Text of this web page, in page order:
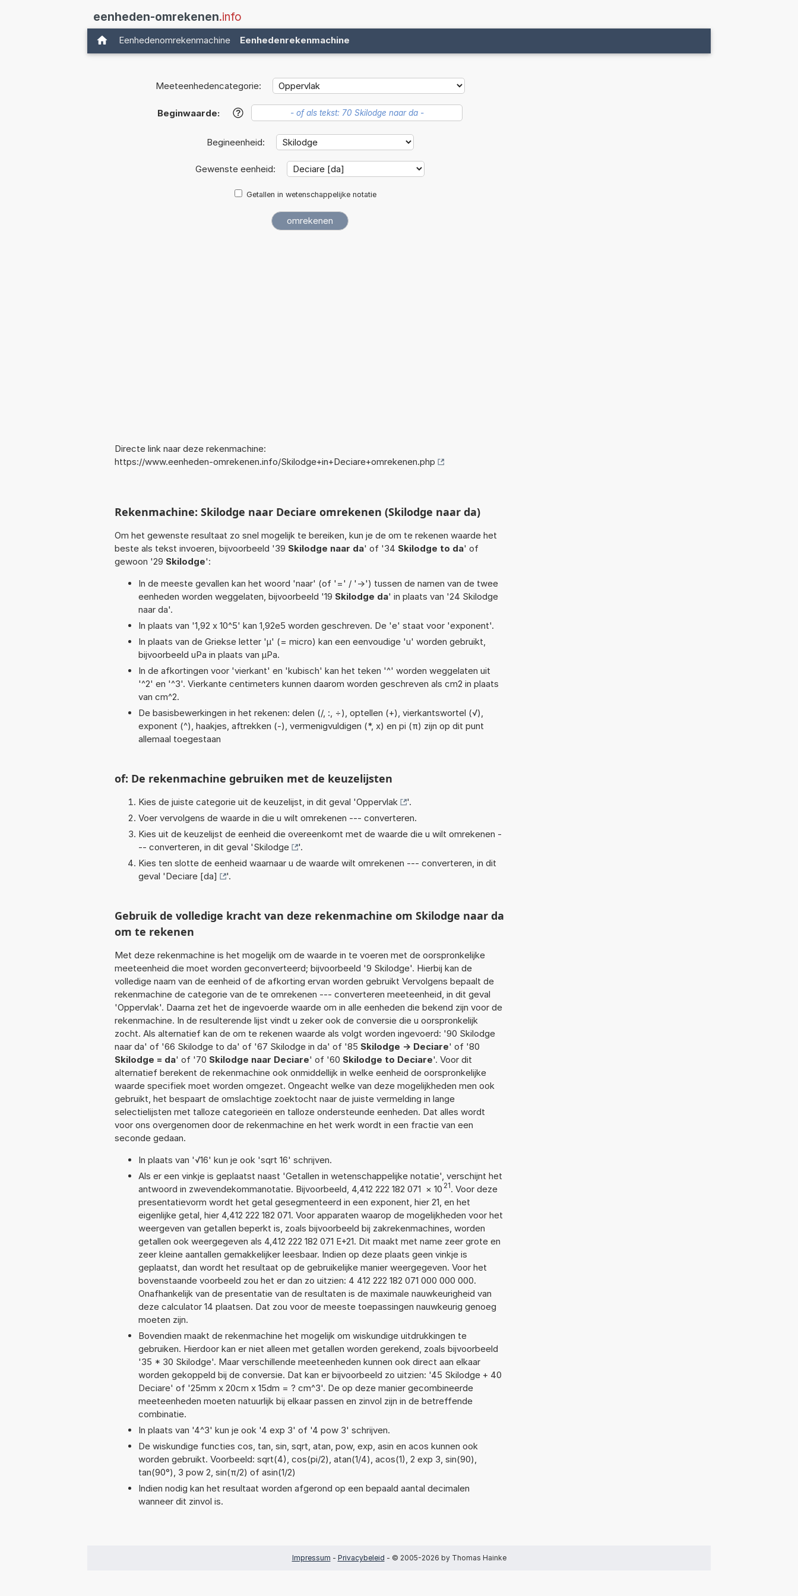
eenheden-omrekenen.info
Eenhedenomrekenmachine Eenhedenrekenmachine
Meeteenhedencategorie:
Beginwaarde: ?
Begineenheid:
Gewenste eenheid:
Getallen in wetenschappelijke notatie
Directe link naar deze rekenmachine:
https://www.eenheden-omrekenen.info/Skilodge+in+Deciare+omrekenen.php
Rekenmachine: Skilodge naar Deciare omrekenen (Skilodge naar da)
Om het gewenste resultaat zo snel mogelijk te bereiken, kun je de om te rekenen waarde het
beste als tekst invoeren, bijvoorbeeld '39 Skilodge naar da' of '34 Skilodge to da' of
gewoon '29 Skilodge':
In de meeste gevallen kan het woord 'naar' (of '=' / '->') tussen de namen van de twee
eenheden worden weggelaten, bijvoorbeeld '19 Skilodge da' in plaats van '24 Skilodge
naar da'.
In plaats van '1,92 x 10^5' kan 1,92e5 worden geschreven. De 'e' staat voor 'exponent'.
In plaats van de Griekse letter 'µ' (= micro) kan een eenvoudige 'u' worden gebruikt,
bijvoorbeeld uPa in plaats van µPa.
In de afkortingen voor 'vierkant' en 'kubisch' kan het teken '^' worden weggelaten uit
'^2' en '^3'. Vierkante centimeters kunnen daarom worden geschreven als cm2 in plaats
van cm^2.
De basisbewerkingen in het rekenen: delen (/, :, ÷), optellen (+), vierkantswortel (√),
exponent (^), haakjes, aftrekken (-), vermenigvuldigen (*, x) en pi (π) zijn op dit punt
allemaal toegestaan
of: De rekenmachine gebruiken met de keuzelijsten
Kies de juiste categorie uit de keuzelijst, in dit geval 'Oppervlak
'.
Voer vervolgens de waarde in die u wilt omrekenen --- converteren.
Kies uit de keuzelijst de eenheid die overeenkomt met de waarde die u wilt omrekenen -
-- converteren, in dit geval 'Skilodge
'.
Kies ten slotte de eenheid waarnaar u de waarde wilt omrekenen --- converteren, in dit
geval 'Deciare [da] '.
Gebruik de volledige kracht van deze rekenmachine om Skilodge naar da
om te rekenen
Met deze rekenmachine is het mogelijk om de waarde in te voeren met de oorspronkelijke
meeteenheid die moet worden geconverteerd; bijvoorbeeld '9 Skilodge'. Hierbij kan de
volledige naam van de eenheid of de afkorting ervan worden gebruikt Vervolgens bepaalt de
rekenmachine de categorie van de te omrekenen --- converteren meeteenheid, in dit geval
'Oppervlak'. Daarna zet het de ingevoerde waarde om in alle eenheden die bekend zijn voor de
rekenmachine. In de resulterende lijst vindt u zeker ook de conversie die u oorspronkelijk
zocht. Als alternatief kan de om te rekenen waarde als volgt worden ingevoerd: '90 Skilodge
naar da' of '66 Skilodge to da' of '67 Skilodge in da' of '85 Skilodge -> Deciare' of '80
Skilodge = da' of '70 Skilodge naar Deciare' of '60 Skilodge to Deciare'. Voor dit
alternatief berekent de rekenmachine ook onmiddellijk in welke eenheid de oorspronkelijke
waarde specifiek moet worden omgezet. Ongeacht welke van deze mogelijkheden men ook
gebruikt, het bespaart de omslachtige zoektocht naar de juiste vermelding in lange
selectielijsten met talloze categorieën en talloze ondersteunde eenheden. Dat alles wordt
voor ons overgenomen door de rekenmachine en het werk wordt in een fractie van een
seconde gedaan.
In plaats van '√16' kun je ook 'sqrt 16' schrijven.
Als er een vinkje is geplaatst naast 'Getallen in wetenschappelijke notatie', verschijnt het
antwoord in zwevendekommanotatie. Bijvoorbeeld, 4,412 222 182 071 × 10 21. Voor deze
presentatievorm wordt het getal gesegmenteerd in een exponent, hier 21, en het
eigenlijke getal, hier 4,412 222 182 071. Voor apparaten waarop de mogelijkheden voor het
weergeven van getallen beperkt is, zoals bijvoorbeeld bij zakrekenmachines, worden
getallen ook weergegeven als 4,412 222 182 071 E+21. Dit maakt met name zeer grote en
zeer kleine aantallen gemakkelijker leesbaar. Indien op deze plaats geen vinkje is
geplaatst, dan wordt het resultaat op de gebruikelijke manier weergegeven. Voor het
bovenstaande voorbeeld zou het er dan zo uitzien: 4 412 222 182 071 000 000 000.
Onafhankelijk van de presentatie van de resultaten is de maximale nauwkeurigheid van
deze calculator 14 plaatsen. Dat zou voor de meeste toepassingen nauwkeurig genoeg
moeten zijn.
Bovendien maakt de rekenmachine het mogelijk om wiskundige uitdrukkingen te
gebruiken. Hierdoor kan er niet alleen met getallen worden gerekend, zoals bijvoorbeeld
'35 * 30 Skilodge'. Maar verschillende meeteenheden kunnen ook direct aan elkaar
worden gekoppeld bij de conversie. Dat kan er bijvoorbeeld zo uitzien: '45 Skilodge + 40
Deciare' of '25mm x 20cm x 15dm = ? cm^3'. De op deze manier gecombineerde
meeteenheden moeten natuurlijk bij elkaar passen en zinvol zijn in de betreffende
combinatie.
In plaats van '4^3' kun je ook '4 exp 3' of '4 pow 3' schrijven.
De wiskundige functies cos, tan, sin, sqrt, atan, pow, exp, asin en acos kunnen ook
worden gebruikt. Voorbeeld: sqrt(4), cos(pi/2), atan(1/4), acos(1), 2 exp 3, sin(90),
tan(90°), 3 pow 2, sin(π/2) of asin(1/2)
Indien nodig kan het resultaat worden afgerond op een bepaald aantal decimalen
wanneer dit zinvol is.
Impressum - Privacybeleid - © 2005-2026 by Thomas Hainke